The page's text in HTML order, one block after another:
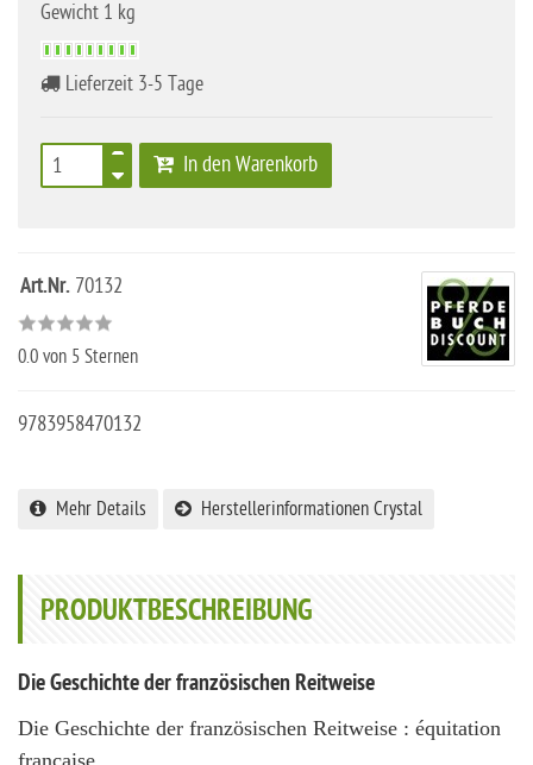
Gewicht 1 kg
Lieferzeit 3-5 Tage
In den Warenkorb
Art.Nr. 70132
0.0 von 5 Sternen
9783958470132
Mehr Details Herstellerinformationen Crystal
PRODUKTBESCHREIBUNG
Die Geschichte der französischen Reitweise
Die Geschichte der französischen Reitweise : équitation
française